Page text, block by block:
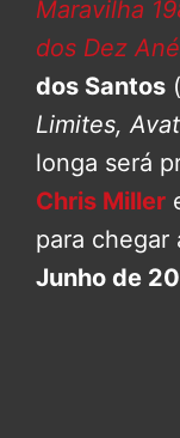
Maravilha
dos Dez
dos Santos (
Limites,
longa será
Chris Miller
para chegar
Junho de